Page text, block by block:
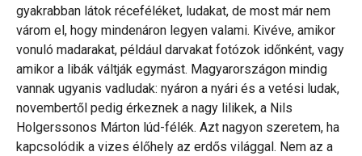
gyakrabban látok réceféléket, ludakat, de most már nem
várom el, hogy mindenáron legyen valami. Kivéve, amikor
vonuló madarakat, például darvakat fotózok időnként, vagy
amikor a libák váltják egymást. Magyarországon mindig
vannak ugyanis vadludak: nyáron a nyári és a vetési ludak,
novembertől pedig érkeznek a nagy lilikek, a Nils
Holgerssonos Márton lúd-félék. Azt nagyon szeretem, ha
kapcsolódik a vizes élőhely az erdős világgal. Nem az a